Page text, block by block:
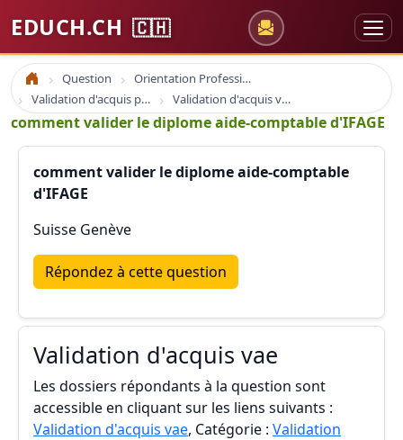
EDUCH.CH 🇨🇭
Accueil Question
Orientation Professionnelle
Validation d'acquis professionnel
Validation d'acquis vae
comment valider le diplome aide-comptable d'IFAGE
comment valider le diplome aide-comptable
d'IFAGE
Suisse Genève
Répondez à cette question
Validation d'acquis vae
Les dossiers répondants à la question sont
accessible en cliquant sur les liens suivants :
Validation d'acquis vae, Catégorie : Validation